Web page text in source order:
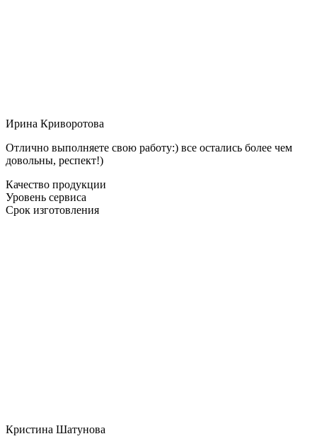
Ирина Криворотова
Отлично выполняете свою работу:) все остались более чем
довольны, респект!)
Качество продукции
Уровень сервиса
Срок изготовления
Кристина Шатунова